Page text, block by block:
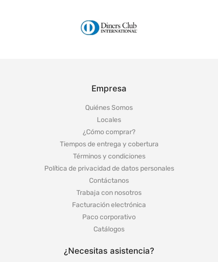
Empresa
Quiénes Somos
Locales
¿Cómo comprar?
Tiempos de entrega y cobertura
Términos y condiciones
Política de privacidad de datos personales
Contáctanos
Trabaja con nosotros
Facturación electrónica
Paco corporativo
Catálogos
¿Necesitas asistencia?